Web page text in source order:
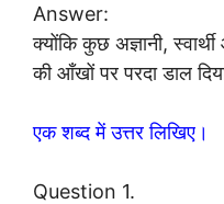
Answer:
क्योंकि कुछ अज्ञानी,
की आँखों पर परदा डाल
एक शब्द में उत्तर लिखिए।
Question 1.